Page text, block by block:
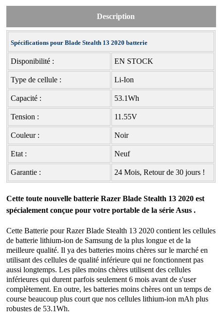
Description
Spécifications pour Blade Stealth 13 2020 batterie
Disponibilité : EN STOCK
Type de cellule : Li-Ion
Capacité : 53.1Wh
Tension : 11.55V
Couleur : Noir
Etat : Neuf
Garantie : 24 Mois, Retour de 30 jours !
Cette toute nouvelle batterie Razer Blade Stealth 13 2020 est
spécialement conçue pour votre portable de la série Asus .
CetteBatterie pour Razer Blade Stealth 13 2020contient les cellules
de batterie lithium-ion de Samsung de la plus longue et de la
meilleure qualité. Il ya des batteries moins chères sur le marché en
utilisant des cellules de qualité inférieure qui ne fonctionnent pas
aussi longtemps. Les piles moins chères utilisent des cellules
inférieures qui durent parfois seulement 6 mois avant de s'user
complètement. En outre, les batteries moins chères ont un temps de
course beaucoup plus court que nos cellules lithium-ion mAh plus
robustes de 53.1Wh.